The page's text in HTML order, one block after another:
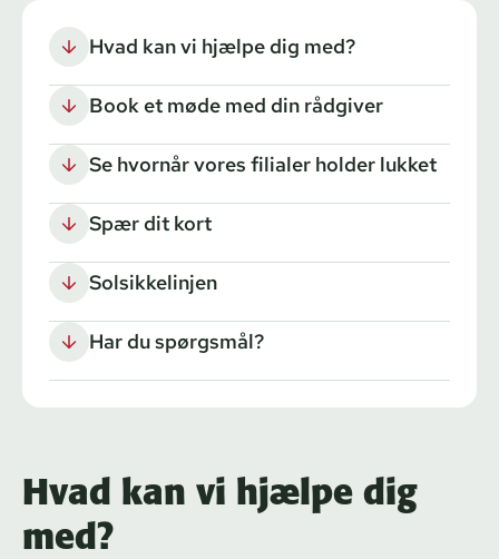
Hvad kan vi hjælpe dig med?
Book et møde med din rådgiver
Se hvornår vores filialer holder lukket
Spær dit kort
Solsikkelinjen
Har du spørgsmål?
Hvad kan vi hjælpe dig
med?